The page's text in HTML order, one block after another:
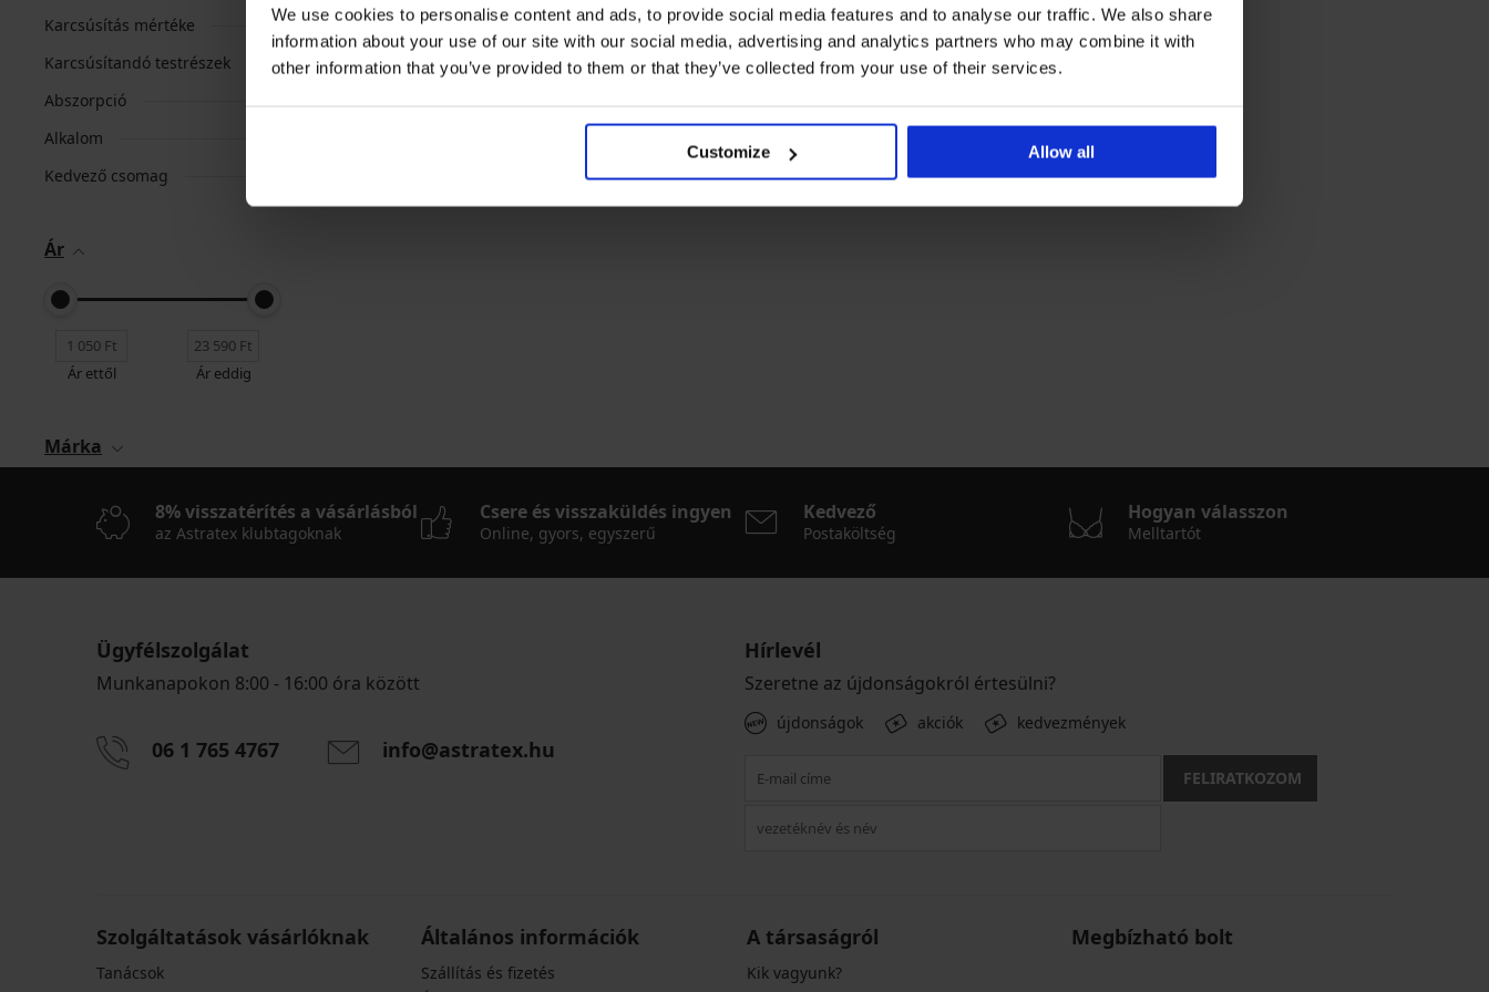
We use cookies to personalise content and ads, to provide social media features and to analyse our traffic. We also share
information about your use of our site with our social media, advertising and analytics partners who may combine it with
other information that you’ve provided to them or that they’ve collected from your use of their services.
Customize Allow all
Karcsúsítás mértéke
Karcsúsítandó testrészek
Abszorpció
Alkalom
Kedvező csomag
Ár
Ár ettől Ár eddig
Márka
8% visszatérítés a vásárlásból
az Astratex klubtagoknak
Csere és visszaküldés ingyen
Online, gyors, egyszerű
Kedvező
Postaköltség
Hogyan válasszon
Melltartót
Ügyfélszolgálat
Munkanapokon 8:00 - 16:00 óra között
06 1 765 4767 info@astratex.hu
Hírlevél
Szeretne az újdonságokról értesülni?
újdonságok akciók kedvezmények
FELIRATKOZOM
Szolgáltatások vásárlóknak
Tanácsok
Általános információk
Szállítás és fizetés
A társaságról
Kik vagyunk?
Megbízható bolt